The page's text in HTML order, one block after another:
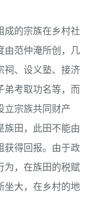
成的宗族在乡村社
由范仲淹所创，几
祠、设义塾、接济
弟考取功名等，而
立宗族共同财产
族田，此田不能由
获得回报。由于政
为，在族田的税赋
坐大，在乡村的地